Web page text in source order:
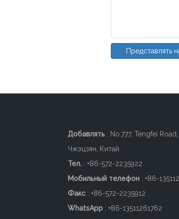
Представлять
Добавлять : No.777, Tengfei
Чжэцзян, Китай.
Тел. : +86-572-2235922
Мобильный телефон : +86-
Факс : +86-572-2235912
WhatsApp : +86-13511261762